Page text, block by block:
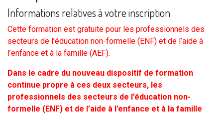
Informations relatives à votre inscription
Cette formation est gratuite pour les professionnels des
secteurs de l’éducation non-formelle (ENF) et de l’aide à
l’enfance et à la famille (AEF).
Dans le cadre du nouveau dispositif de formation
continue propre à ces deux secteurs, les
professionnels des secteurs de l’éducation non-
formelle (ENF) et de l’aide à l’enfance et à la famille